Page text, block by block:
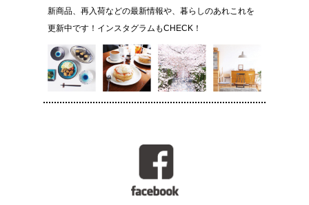
新商品、再入荷などの最新情報や、暮らしのあれこれを
更新中です！インスタグラムもCHECK！